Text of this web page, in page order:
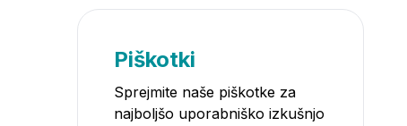
Piškotki
Sprejmite naše piškotke za
najboljšo uporabniško izkušnjo